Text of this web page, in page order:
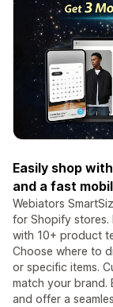
Easily shop
and a fast
Webiators
for Shopify stores.
with 10+ product
Choose where to
or specific items.
match your brand.
and offer a